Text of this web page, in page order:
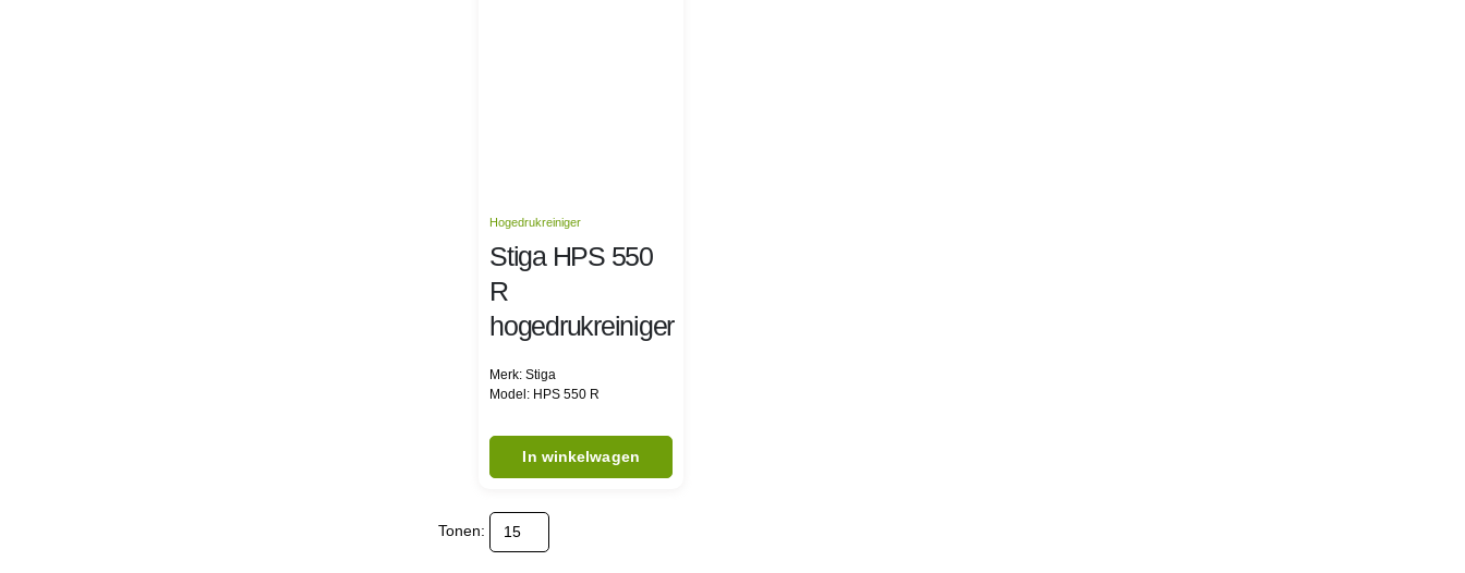
Hogedrukreiniger
Stiga HPS 550
R
hogedrukreiniger
Merk: Stiga
Model: HPS 550 R
In winkelwagen
Tonen: